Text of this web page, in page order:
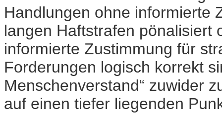
Handlungen ohne informierte
langen Haftstrafen pönalisiert
informierte Zustimmung für
Forderungen logisch korrekt
Menschenverstand“ zuwider
auf einen tiefer liegenden